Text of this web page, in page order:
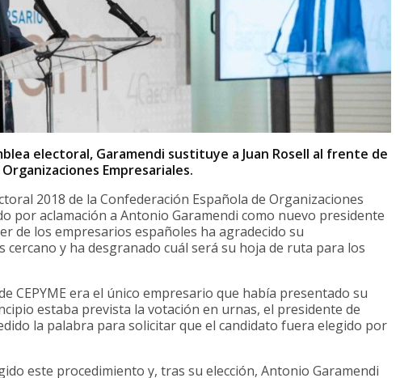
electoral, Garamendi sustituye a Juan Rosell al frente de
Empresariales.
2018 de la Confederación Española de Organizaciones
por aclamación a Antonio Garamendi como nuevo presidente
de los empresarios españoles ha agradecido su
cercano y ha desgranado cuál será su hoja de ruta para los
CEPYME era el único empresario que había presentado su
estaba prevista la votación en urnas, el presidente de
la palabra para solicitar que el candidato fuera elegido por
este procedimiento y, tras su elección, Antonio Garamendi